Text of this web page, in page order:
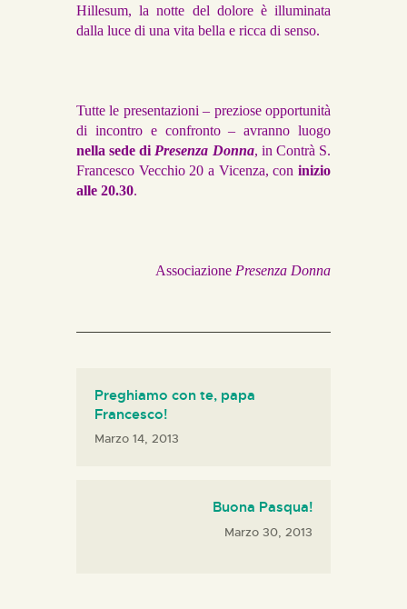
Hillesum, la notte del dolore è illuminata
dalla luce di una vita bella e ricca di senso.
Tutte le presentazioni – preziose opportunità
di incontro e confronto – avranno luogo
nella sede di Presenza Donna, in Contrà S.
Francesco Vecchio 20 a Vicenza, con inizio
alle 20.30.
Associazione Presenza Donna
Preghiamo con te, papa
Francesco!
Marzo 14, 2013
Buona Pasqua!
Marzo 30, 2013